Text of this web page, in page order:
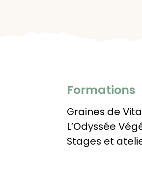
Formations
Graines de
L’Odyssée
Stages et